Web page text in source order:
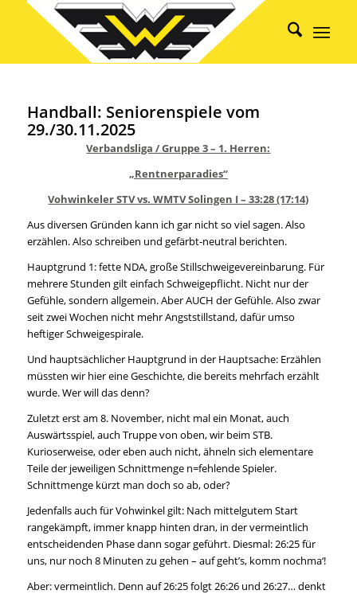
Handball: Seniorenspiele vom
29./30.11.2025
Verbandsliga / Gruppe 3 – 1. Herren:
„Rentnerparadies“
Vohwinkeler STV vs. WMTV Solingen I – 33:28 (17:14)
Aus diversen Gründen kann ich gar nicht so viel sagen. Also
erzählen. Also schreiben und gefärbt-neutral berichten.
Hauptgrund 1: fette NDA, große Stillschweigevereinbarung. Für
mehrere Stunden gilt einfach Schweigepflicht. Nicht nur der
Gefühle, sondern allgemein. Aber AUCH der Gefühle. Also zwar
seit zwei Wochen nicht mehr Angststillstand, dafür umso
heftiger Schweigespirale.
Und hauptsächlicher Hauptgrund in der Hauptsache: Erzählen
müssten wir hier eine Geschichte, die bereits mehrfach erzählt
wurde. Wer will das denn?
Zuletzt erst am 8. November, nicht mal ein Monat, auch
Auswärtsspiel, auch Truppe von oben, wir beim STB.
Kurioserweise, oder eben auch nicht, ähneln sich elementare
Teile der jeweiligen Schnittmenge n=fehlende Spieler.
Schnittmenge kürzt man doch so ab, oder?
Jedenfalls auch für Vohwinkel gilt: Nach mittelgutem Start
rangekämpft, immer knapp hinten dran, in der vermeintlich
entscheidenden Phase dann sogar geführt. Diesmal: 26:25 für
uns, nur noch 8 Minuten zu gehen – auf geht’s, komm nochma‘!
Aber: vermeintlich. Denn auf 26:25 folgt 26:26 und 26:27… denkt